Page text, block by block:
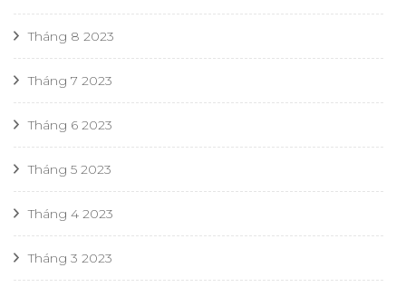
Tháng 8 2023
Tháng 7 2023
Tháng 6 2023
Tháng 5 2023
Tháng 4 2023
Tháng 3 2023